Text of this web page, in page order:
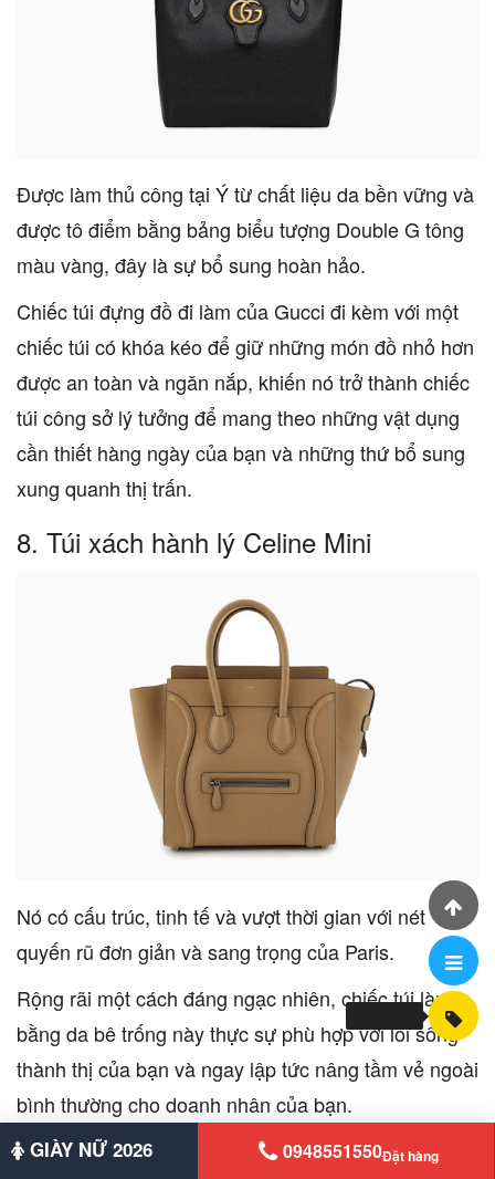
Được làm thủ công tại Ý từ chất liệu da bền vững và
được tô điểm bằng bảng biểu tượng Double G tông
màu vàng, đây là sự bổ sung hoàn hảo.
Chiếc túi đựng đồ đi làm của Gucci đi kèm với một
chiếc túi có khóa kéo để giữ những món đồ nhỏ hơn
được an toàn và ngăn nắp, khiến nó trở thành chiếc
túi công sở lý tưởng để mang theo những vật dụng
cần thiết hàng ngày của bạn và những thứ bổ sung
xung quanh thị trấn.
8. Túi xách hành lý Celine Mini
Nó có cấu trúc, tinh tế và vượt thời gian với nét
quyến rũ đơn giản và sang trọng của Paris.
Rộng rãi một cách đáng ngạc nhiên, chiếc túi làm
bằng da bê trống này thực sự phù hợp với lối sống
thành thị của bạn và ngay lập tức nâng tầm vẻ ngoài
bình thường cho doanh nhân của bạn.
9. Túi đeo vai lớn Behno Ina
GIÀY NỮ 2026 0948551550Đặt hàng